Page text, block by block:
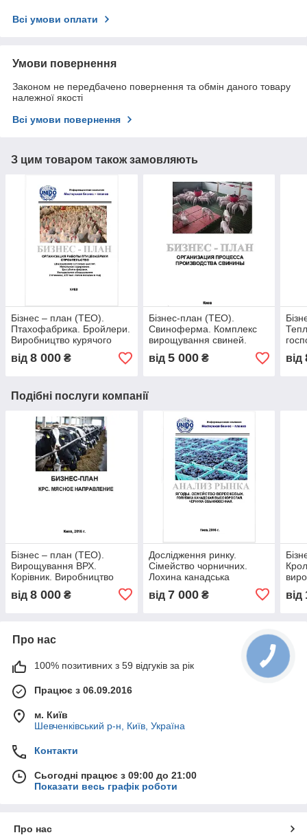
Всі умови оплати
Умови повернення
Законом не передбачено повернення та обмін даного товару
належної якості
Всі умови повернення
З цим товаром також замовляють
Бізнес – план (ТЕО).
Птахофабрика. Бройлери.
Виробництво курячого
м'яса і субпродуктів. Цех
забою та фасування
курчат. Підлогове
від 8 000 ₴
Бізнес-план (ТЕО).
Свиноферма. Комплекс
вирощування свиней.
Датська технологія. Цех
забою, пр-під комбікорми
від 5 000₴ від
Подібні послуги компанії
Бізнес – план (ТЕО).
Вирощування ВРХ.
Корівник. Виробництво
М'ясний напрям. Голштин
від 8 000 ₴
Дослідження ринку.
Сімейство чорничних.
Лохина канадська
2016
від 7 000₴
Цех
від
Про нас
100% позитивних з 59 відгуків за рік
Працює з 06.09.2016
м. Київ
Шевченківський р-н, Київ, Україна
Контакти
Сьогодні працює з 09:00 до 21:00
Показати весь графік роботи
Про нас